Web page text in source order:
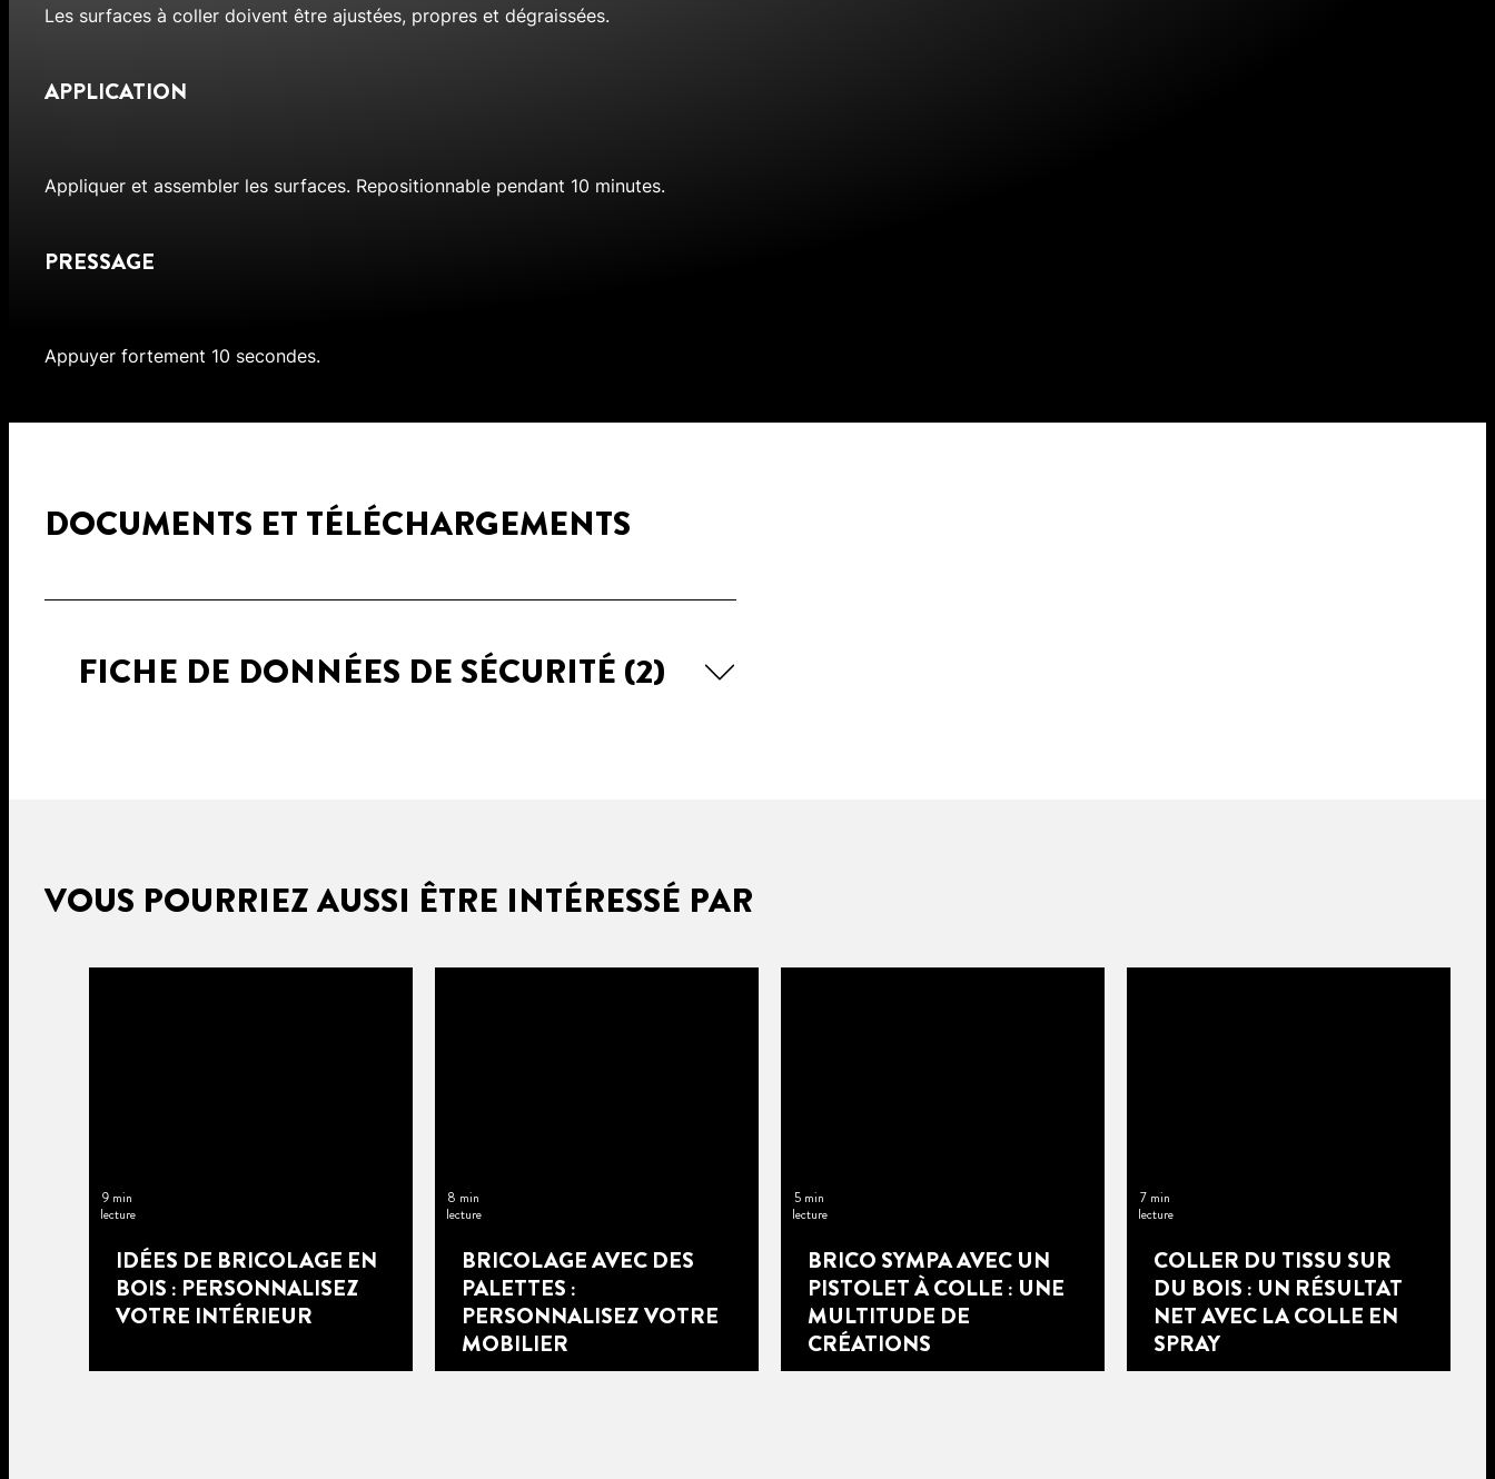
Les surfaces à coller doivent être ajustées, propres et dégraissées.
APPLICATION
Appliquer et assembler les surfaces. Repositionnable pendant 10 minutes.
PRESSAGE
Appuyer fortement 10 secondes.
DOCUMENTS ET TÉLÉCHARGEMENTS
FICHE DE DONNÉES DE SÉCURITÉ (2)
VOUS POURRIEZ AUSSI ÊTRE INTÉRESSÉ PAR
9 min
lecture
IDÉES DE BRICOLAGE EN
BOIS : PERSONNALISEZ
VOTRE INTÉRIEUR
8 min
lecture
BRICOLAGE AVEC DES
PALETTES :
PERSONNALISEZ VOTRE
MOBILIER
5 min
lecture
BRICO SYMPA AVEC UN
PISTOLET À COLLE : UNE
MULTITUDE DE
CRÉATIONS
7 min
lecture
COLLER DU TISSU SUR
DU BOIS : UN RÉSULTAT
NET AVEC LA COLLE EN
SPRAY